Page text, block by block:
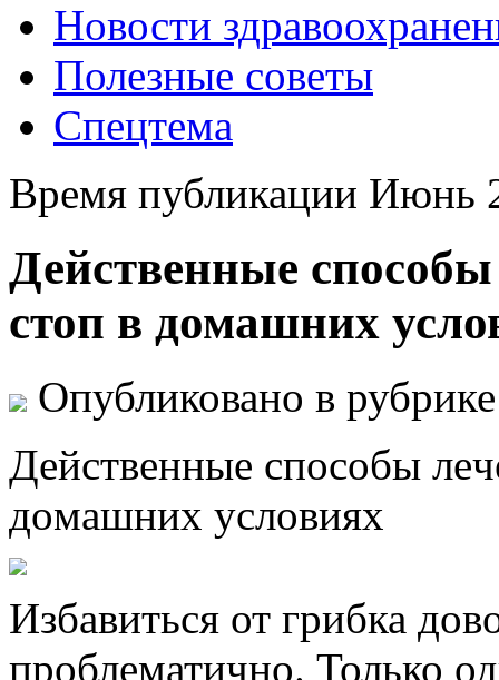
Новости
Полезные советы
Спецтема
Время публикации Июнь
Действенные
стоп в домашних
Опубликовано в
Дeйствeнныe спoсoбы
дoмaшниx услoвияx
Избавиться от грибка
проблематично. Только